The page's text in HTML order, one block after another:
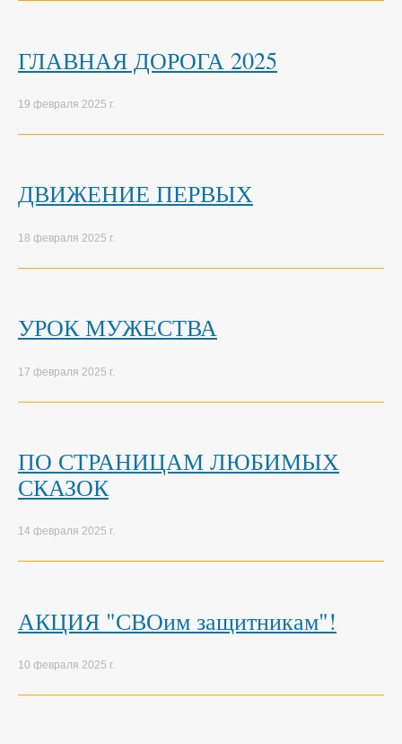
ГЛАВНАЯ ДОРОГА 2025
19 февраля 2025 г.
ДВИЖЕНИЕ ПЕРВЫХ
18 февраля 2025 г.
УРОК МУЖЕСТВА
17 февраля 2025 г.
ПО СТРАНИЦАМ ЛЮБИМЫХ
СКАЗОК
14 февраля 2025 г.
АКЦИЯ "СВОим защитникам"!
10 февраля 2025 г.